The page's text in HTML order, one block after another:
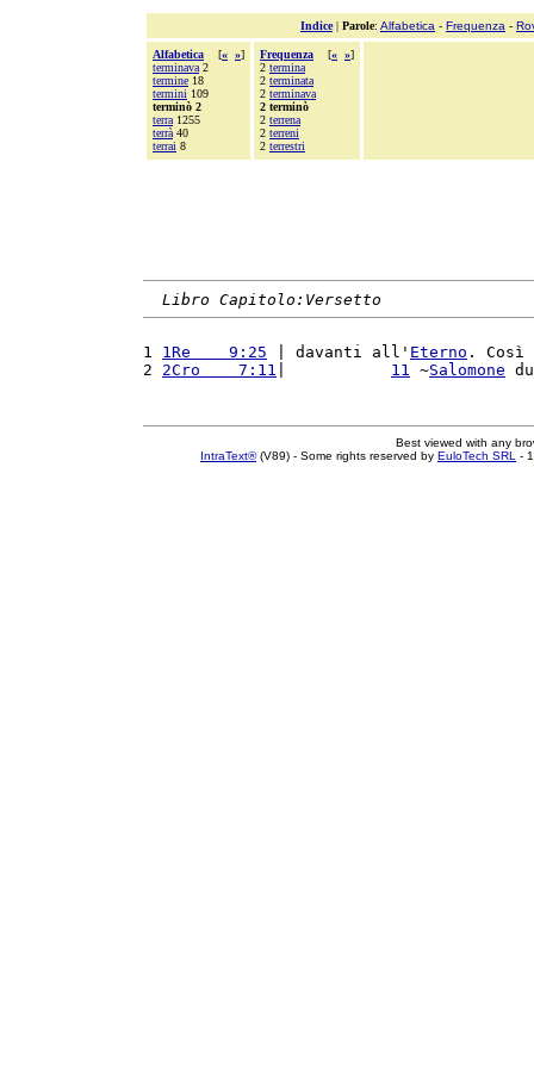
Indice| Parole: Alfabetica - Frequenza -
Alfabetica [« »]
terminava 2
termine 18
termini 109
terminò 2
terra 1255
terrà 40
terrai 8
Frequenza [« »]
2 termina
2 terminata
2 terminava
2 terminò
2 terrena
2 terreni
2 terrestri
Libro Capitolo:Versetto
1 1Re    9:25 | davanti all' Eterno .
2 2Cro    7:11 11 ~Salomone
Best viewed with any
IntraText®(V89) - Some rights reserved by EuloTech SRL -